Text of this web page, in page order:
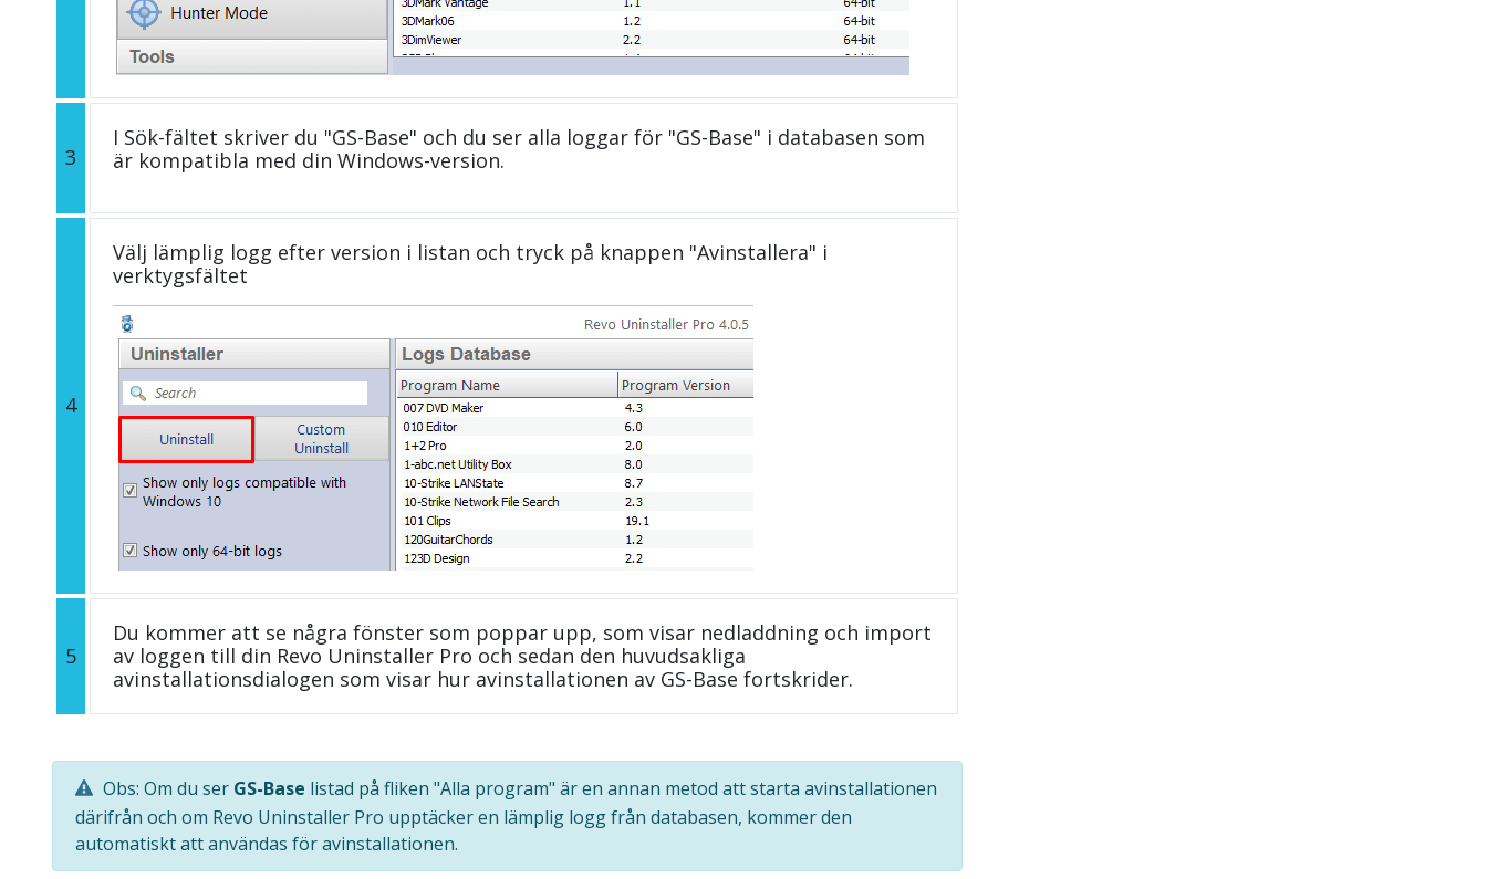
3
I Sök-fältet skriver du "GS-Base" och du ser alla loggar för "GS-Base" i databasen som
är kompatibla med din Windows-version.
4
Välj lämplig logg efter version i listan och tryck på knappen "Avinstallera" i
verktygsfältet
5
Du kommer att se några fönster som poppar upp, som visar nedladdning och import
av loggen till din Revo Uninstaller Pro och sedan den huvudsakliga
avinstallationsdialogen som visar hur avinstallationen av GS-Base fortskrider.
Obs: Om du ser GS-Base listad på fliken "Alla program" är en annan metod att starta avinstallationen
därifrån och om Revo Uninstaller Pro upptäcker en lämplig logg från databasen, kommer den
automatiskt att användas för avinstallationen.